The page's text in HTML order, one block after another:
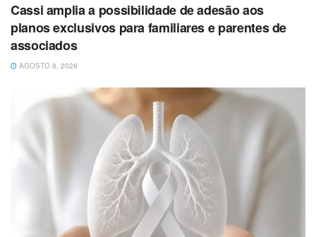
Cassi amplia a possibilidade de adesão aos
planos exclusivos para familiares e parentes de
associados
AGOSTO 8, 2026